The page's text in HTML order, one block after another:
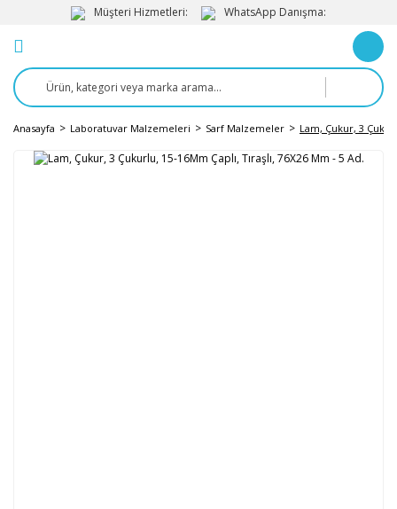
Müşteri Hizmetleri: WhatsApp Danışma:
Anasayfa Laboratuvar Malzemeleri Sarf Malzemeler Lam, Çukur, 3